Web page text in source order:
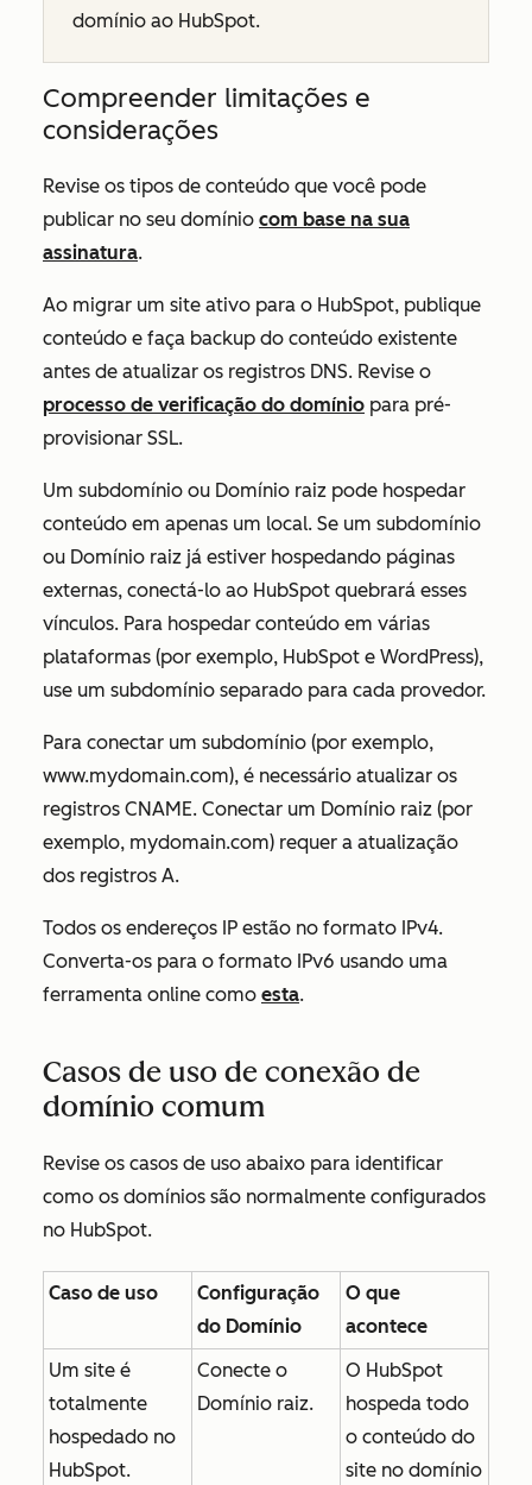
domínio ao HubSpot.
Compreender limitações e
considerações
Revise os tipos de conteúdo que você pode
publicar no seu domínio com base na sua
assinatura.
Ao migrar um site ativo para o HubSpot, publique
conteúdo e faça backup do conteúdo existente
antes de atualizar os registros DNS. Revise o
processo de verificação do domínio para pré-
provisionar SSL.
Um subdomínio ou Domínio raiz pode hospedar
conteúdo em apenas um local. Se um subdomínio
ou Domínio raiz já estiver hospedando páginas
externas, conectá-lo ao HubSpot quebrará esses
vínculos. Para hospedar conteúdo em várias
plataformas (por exemplo, HubSpot e WordPress),
use um subdomínio separado para cada provedor.
Para conectar um subdomínio (por exemplo,
www.mydomain.com), é necessário atualizar os
registros CNAME. Conectar um Domínio raiz (por
exemplo, mydomain.com) requer a atualização
dos registros A.
Todos os endereços IP estão no formato IPv4.
Converta-os para o formato IPv6 usando uma
ferramenta online como esta.
Casos de uso de conexão de
domínio comum
Revise os casos de uso abaixo para identificar
como os domínios são normalmente configurados
no HubSpot.
Caso de uso
Configuração
do Domínio
O que
acontece
Um site é
totalmente
hospedado no
HubSpot.
Conecte o
Domínio raiz.
O HubSpot
hospeda todo
o conteúdo do
site no domínio